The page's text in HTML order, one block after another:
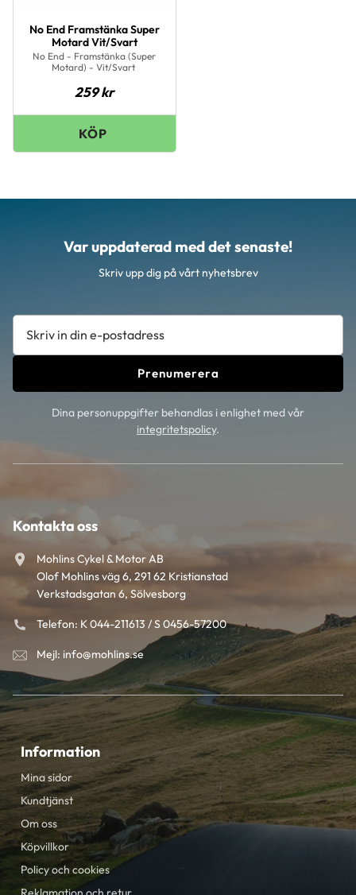
No End Framstänka Super
Motard Vit/Svart
No End - Framstänka (Super
Motard) - Vit/Svart
259kr
Var uppdaterad med det senaste!
Skriv upp dig på vårt nyhetsbrev
Prenumerera
Dina personuppgifter behandlas i enlighet med vår
integritetspolicy.
Kontakta oss
Mohlins Cykel & Motor AB
Olof Mohlins väg 6, 291 62 Kristianstad
Verkstadsgatan 6, Sölvesborg
Telefon: K 044-211613 / S 0456-57200
Mejl: info@mohlins.se
Information
Mina sidor
Kundtjänst
Om oss
Köpvillkor
Policy och cookies